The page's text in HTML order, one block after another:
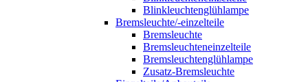
Blinkleuchtenglühlampe
Bremsleuchte/-einzelteile
Bremsleuchte
Bremsleuchteneinzelteile
Bremsleuchtenglühlampe
Zusatz-Bremsleuchte